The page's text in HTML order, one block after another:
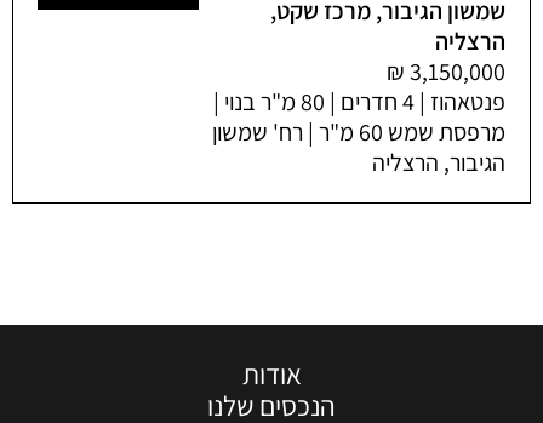
שמשון הגיבור, מרכז שקט,
הרצליה
פנטאהוז | 4 חדרים | 80 מ"ר בנוי |
מרפסת שמש 60 מ"ר | רח' שמשון
הגיבור, הרצליה
אודות
הנכסים שלנו